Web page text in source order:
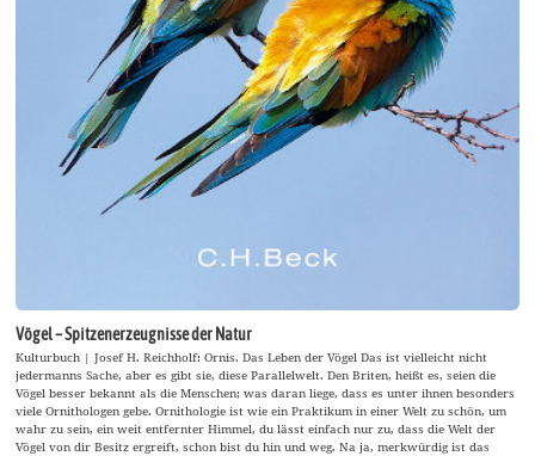
Vögel – Spitzenerzeugnisse der Natur
Kulturbuch | Josef H. Reichholf: Ornis. Das Leben der Vögel Das ist vielleicht nicht
jedermanns Sache, aber es gibt sie, diese Parallelwelt. Den Briten, heißt es, seien die
Vögel besser bekannt als die Menschen; was daran liege, dass es unter ihnen besonders
viele Ornithologen gebe. Ornithologie ist wie ein Praktikum in einer Welt zu schön, um
wahr zu sein, ein weit entfernter Himmel, du lässt einfach nur zu, dass die Welt der
Vögel von dir Besitz ergreift, schon bist du hin und weg. Na ja, merkwürdig ist das